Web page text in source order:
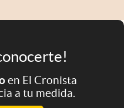
en El Cronista
a tu medida.